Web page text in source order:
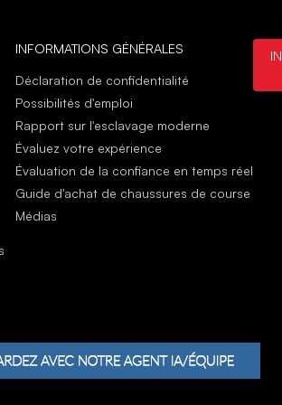
INFORMATIONS GÉNÉRALES
Déclaration de confidentialité
Possibilités d'emploi
Rapport sur l'esclavage moderne
Évaluez votre expérience
Évaluation de la confiance en temps réel
Guide d'achat de chaussures de course
Médias